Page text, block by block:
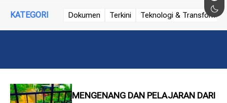
KATEGORI Dokumen Terkini Teknologi &
MENGENANG DAN PELAJARAN DARI